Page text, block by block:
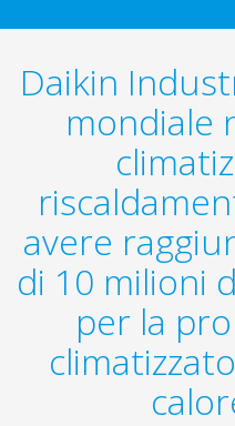
Daikin
mondiale
avere
di 10 milioni
per la